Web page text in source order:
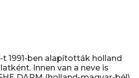
1991-ben alapították holland
Innen van a neve is